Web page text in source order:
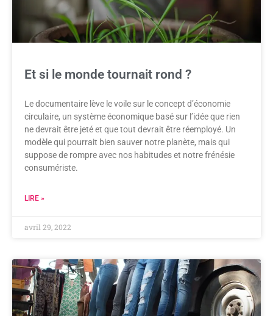
Et si le monde tournait rond ?
Le documentaire lève le voile sur le concept d’économie
circulaire, un système économique basé sur l’idée que rien
ne devrait être jeté et que tout devrait être réemployé. Un
modèle qui pourrait bien sauver notre planète, mais qui
suppose de rompre avec nos habitudes et notre frénésie
consumériste.
LIRE »
avril 29, 2022